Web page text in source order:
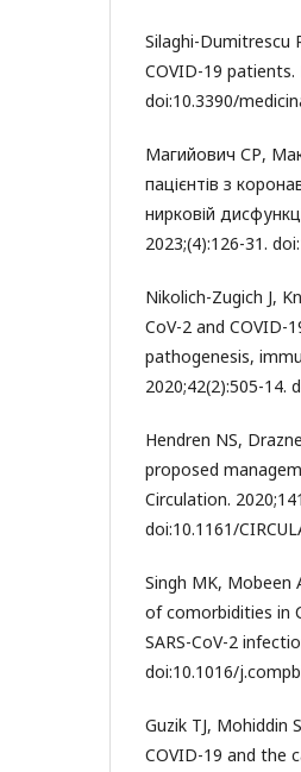
Silaghi-Dumitrescu
COVID-19 patients.
doi:10.3390/
Магийович СР,
пацієнтів з
нирковій
2023;(4):126-31.
Nikolich-Zugich J,
CoV-2 and COVID-
pathogenesis,
2020;42(2):505-14.
Hendren NS,
proposed
Circulation.
doi:10.1161/
Singh MK, Mobeen
of comorbidities in
SARS-CoV-2
doi:10.1016/
Guzik TJ, Mohiddin
COVID-19 and the